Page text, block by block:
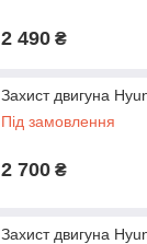
2 490 ₴
Захист двигуна
Під замовлення
2 700 ₴
Захист двигуна